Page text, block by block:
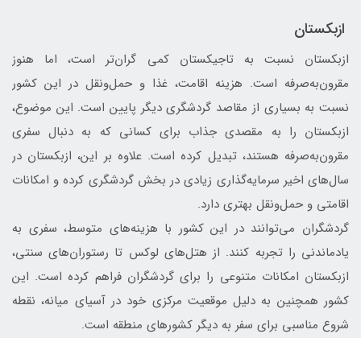
ازبکستان
ازبکستان نسبت به تاجیکستان کمی گران‌تر است، اما هنوز
مقرون‌به‌صرفه است. هزینه اقامت، غذا و حمل‌ونقل در این کشور
نسبت به بسیاری از مقاصد گردشگری دیگر پایین است. این موضوع،
ازبکستان را به مقصدی جذاب برای کسانی که به دنبال سفری
مقرون‌به‌صرفه هستند، تبدیل کرده است. علاوه بر این، ازبکستان در
سال‌های اخیر سرمایه‌گذاری زیادی در بخش گردشگری کرده و امکانات
اقامتی و حمل‌ونقل بهتری دارد.
گردشگران می‌توانند در این کشور با هزینه‌های متوسط، سفری به
یادماندنی را تجربه کنند. از هتل‌های لوکس تا رستوران‌های سنتی،
ازبکستان امکانات متنوعی را برای گردشگران فراهم کرده است. این
کشور همچنین به دلیل موقعیت مرکزی خود در آسیای میانه، نقطه
شروع مناسبی برای سفر به دیگر کشورهای منطقه است.